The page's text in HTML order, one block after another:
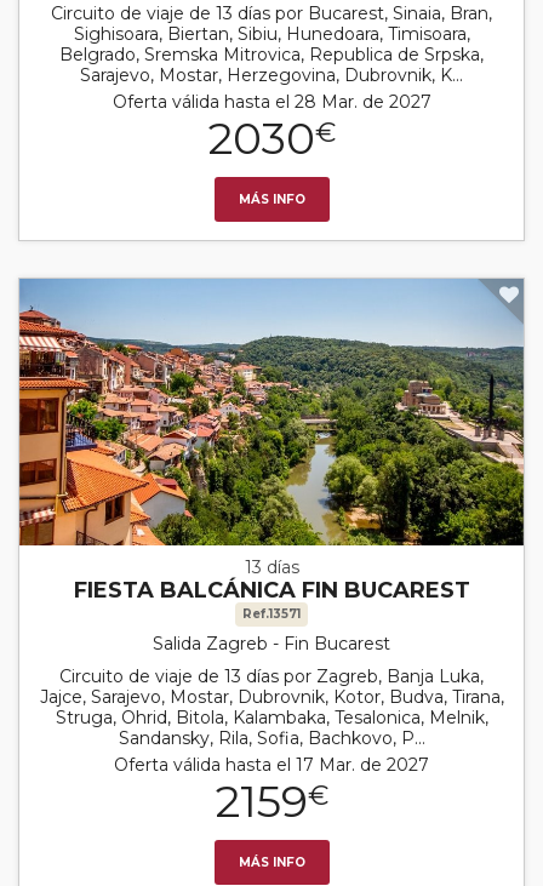
Circuito de viaje de 13 días por Bucarest, Sinaia, Bran,
Sighisoara, Biertan, Sibiu, Hunedoara, Timisoara,
Belgrado, Sremska Mitrovica, Republica de Srpska,
Sarajevo, Mostar, Herzegovina, Dubrovnik, K...
Oferta válida hasta el 28 Mar. de 2027
2030€
MÁS INFO
13 días
FIESTA BALCÁNICA FIN BUCAREST
Ref.13571
Salida Zagreb - Fin Bucarest
Circuito de viaje de 13 días por Zagreb, Banja Luka,
Jajce, Sarajevo, Mostar, Dubrovnik, Kotor, Budva, Tirana,
Struga, Ohrid, Bitola, Kalambaka, Tesalonica, Melnik,
Sandansky, Rila, Sofia, Bachkovo, P...
Oferta válida hasta el 17 Mar. de 2027
2159€
MÁS INFO